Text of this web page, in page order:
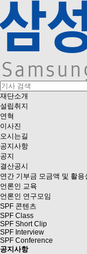
재단소개
설립취지
연혁
이사진
오시는길
공지사항
공지
결산공시
연간 기부금 모금액 및 활용
언론인 교육
언론인 연구모임
SPF 콘텐츠
SPF Class
SPF Short Clip
SPF Interview
SPF Conference
공지사항